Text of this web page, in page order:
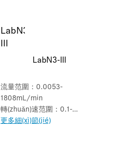
LabN3-III
流量范圍：0.0053-
1808mL/min
轉(zhuǎn)速范圍：0.1-
350rpm
更多細(xì)節(jié)